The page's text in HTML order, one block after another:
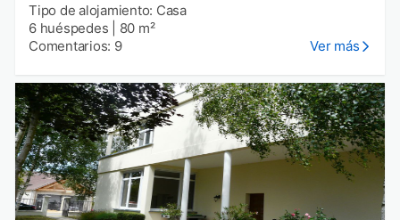
Tipo de alojamiento: Casa
6 huéspedes
80 m²
Comentarios: 9
Ver más